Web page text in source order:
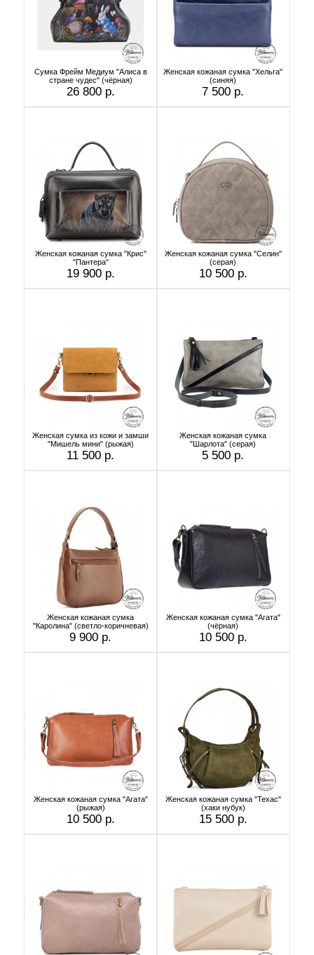
Сумка Фрейм Медиум "Алиса в
стране чудес" (чёрная)
26 800 р.
Женская кожаная сумка "Хельга"
(синяя)
7 500 р.
Женская кожаная сумка "Крис"
"Пантера"
19 900 р.
Женская кожаная сумка "Селин"
(серая)
10 500 р.
Женская сумка из кожи и замши
"Мишель мини" (рыжая)
11 500 р.
Женская кожаная сумка
"Шарлота" (серая)
5 500 р.
Женская кожаная сумка
"Каролина" (светло-коричневая)
9 900 р.
Женская кожаная сумка "Агата"
(чёрная)
10 500 р.
Женская кожаная сумка "Агата"
(рыжая)
10 500 р.
Женская кожаная сумка "Техас"
(хаки нубук)
15 500 р.